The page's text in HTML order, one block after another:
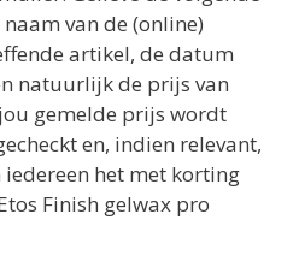
van de (online)
artikel, de datum
natuurlijk de prijs van
gemelde prijs wordt
en, indien relevant,
het met korting
Finish gelwax pro